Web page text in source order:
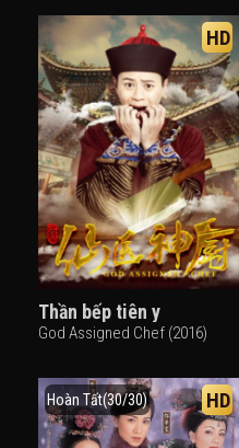
HD
Thần bếp tiên y
God Assigned Chef (2016)
Hoàn Tất(30/30) HD